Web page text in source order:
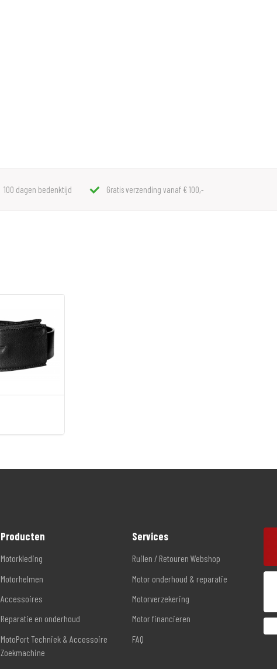
100 dagen bedenktijd Gratis verzending vanaf € 100,-
Producten
Motorkleding
Motorhelmen
Accessoires
Reparatie en onderhoud
MotoPort Techniek & Accessoire
Zoekmachine
Services
Ruilen / Retouren Webshop
Motor onderhoud & reparatie
Motorverzekering
Motor financieren
FAQ